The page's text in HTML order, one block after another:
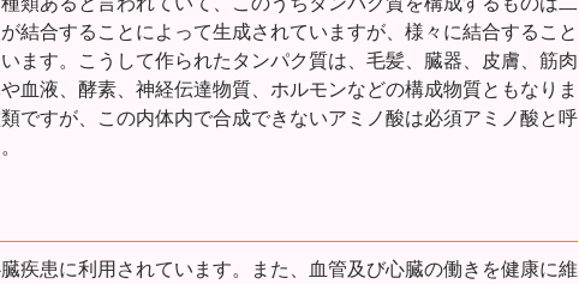
結合することによって生成されていますが、様々に結合すること
ます。こうして作られたタンパク質は、毛髪、臓器、皮膚、筋肉
血液、酵素、神経伝達物質、ホルモンなどの構成物質ともなりま
ですが、この内体内で合成できないアミノ酸は必須アミノ酸と呼
疾患に利用されています。また、血管及び心臓の働きを健康に維